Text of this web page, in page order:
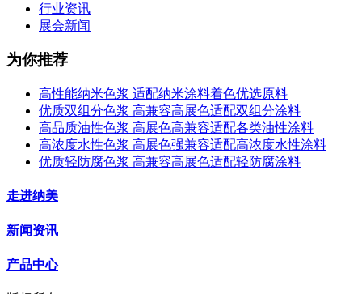
行业资讯
展会新闻
为你推荐
高性能纳米色浆 适配纳米涂料着色优选原料
优质双组分色浆 高兼容高展色适配双组分涂料
高品质油性色浆 高展色高兼容适配各类油性涂料
高浓度水性色浆 高展色强兼容适配高浓度水性涂料
优质轻防腐色浆 高兼容高展色适配轻防腐涂料
走进纳美
新闻资讯
产品中心